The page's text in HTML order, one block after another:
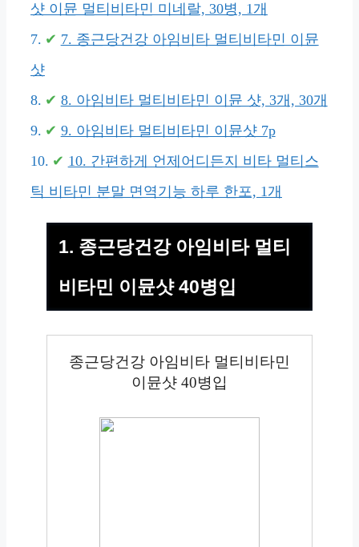
샷 이뮨 멀티비타민 미네랄, 30병, 1개
7. 종근당건강 아임비타 멀티비타민 이뮨
샷
8. 아임비타 멀티비타민 이뮨 샷, 3개, 30개
9. 아임비타 멀티비타민 이뮨샷 7p
10. 간편하게 언제어디든지 비타 멀티스
틱 비타민 분말 면역기능 하루 한포, 1개
1. 종근당건강 아임비타 멀티
비타민 이뮨샷 40병입
종근당건강 아임비타 멀티비타민
이뮨샷 40병입